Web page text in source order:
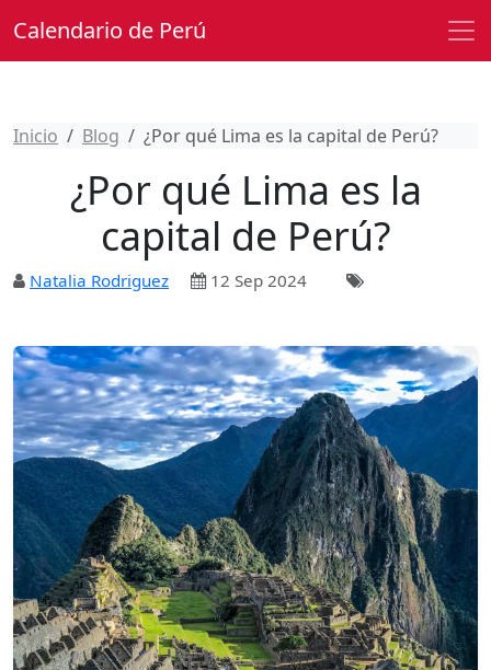
Calendario de Perú
Inicio Blog ¿Por qué Lima es la capital de Perú?
¿Por qué Lima es la
capital de Perú?
Natalia Rodriguez 12 Sep 2024